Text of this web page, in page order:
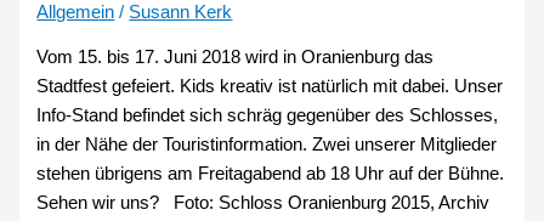
Allgemein / Susann Kerk
Vom 15. bis 17. Juni 2018 wird in Oranienburg das
Stadtfest gefeiert. Kids kreativ ist natürlich mit dabei. Unser
Info-Stand befindet sich schräg gegenüber des Schlosses,
in der Nähe der Touristinformation. Zwei unserer Mitglieder
stehen übrigens am Freitagabend ab 18 Uhr auf der Bühne.
Sehen wir uns? Foto: Schloss Oranienburg 2015, Archiv